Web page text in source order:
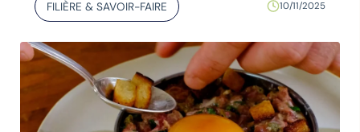
FILIÈRE & SAVOIR-FAIRE 10/11/2025